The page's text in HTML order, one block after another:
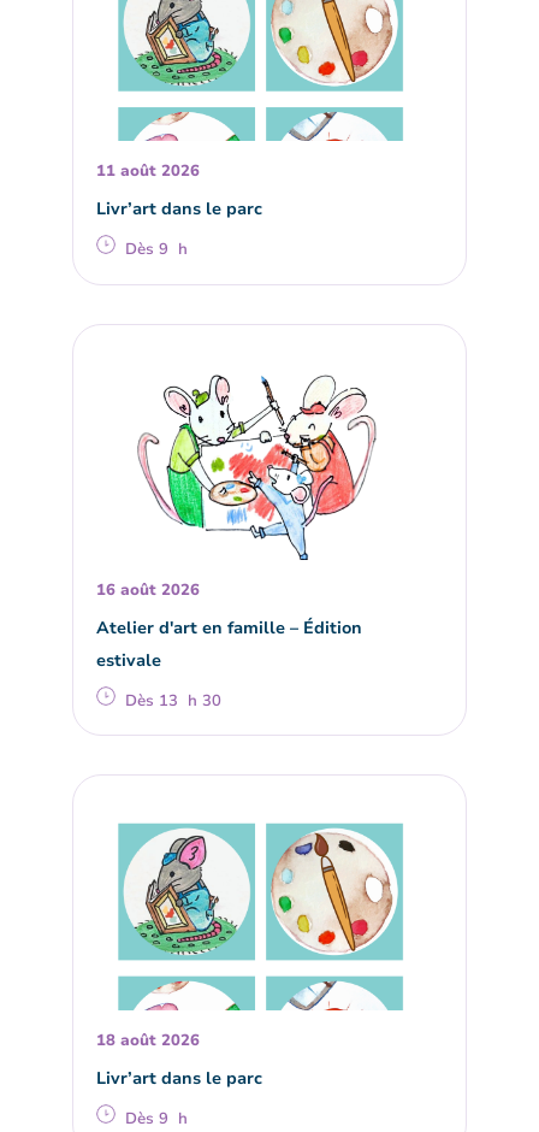
11 août 2026
Livr’art dans le parc
Dès 9 h
16 août 2026
Atelier d'art en famille – Édition
estivale
Dès 13 h 30
18 août 2026
Livr’art dans le parc
Dès 9 h